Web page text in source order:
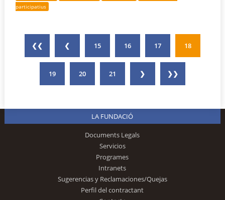
participatius
❮❮ ❮ 15 16 17 18
19 20 21 ❯ ❯❯
LA FUNDACIÓ
Documents Legals
Servicios
Programes
Intranets
Sugerencias y Reclamaciones/Quejas
Perfil del contractant